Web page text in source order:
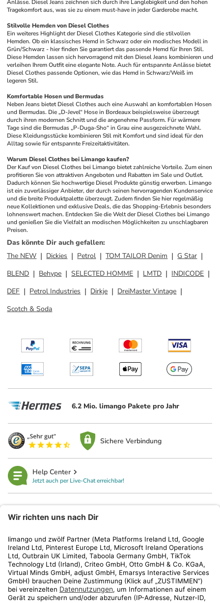
Anlässe. Diesel Jeans zeichnen sich durch ihre Langlebigkeit und den hohen
Tragekomfort aus, was sie zu einem must-have in jeder Garderobe macht.
Stilvolle Hemden von Diesel Clothes
Ein weiteres Highlight der Diesel Clothes Kategorie sind die stilvollen
Hemden. Ob ein klassisches Hemd in Schwarz oder ein modisches Modell in
Grün/Schwarz - hier finden Sie garantiert das passende Hemd für Ihren Stil.
Diese Hemden lassen sich hervorragend mit den Diesel Jeans kombinieren und
verleihen Ihrem Outfit eine elegante Note. Auch für entspannte Anlässe bietet
Diesel Clothes passende Optionen, wie das Hemd in Schwarz/Weiß im
legeren Stil.
Komfortable Hosen und Bermudas
Neben Jeans bietet Diesel Clothes auch eine Auswahl an komfortablen Hosen
und Bermudas. Die „D-Jevel“ Hose in Bordeaux beispielsweise überzeugt
durch ihren modernen Schnitt und die angenehme Passform. Für wärmere
Tage sind die Bermudas „P-Duga-Sho“ in Grau eine ausgezeichnete Wahl.
Diese Kleidungsstücke kombinieren Stil mit Komfort und sind ideal für den
Alltag sowie für entspannte Freizeitaktivitäten.
Warum Diesel Clothes bei Limango kaufen?
Der Kauf von Diesel Clothes bei Limango bietet zahlreiche Vorteile. Zum einen
profitieren Sie von attraktiven Angeboten und Rabatten im Sale und Outlet.
Dadurch können Sie hochwertige Diesel Produkte günstig erwerben. Limango
ist ein zuverlässiger Anbieter, der durch seinen hervorragenden Kundenservice
und die breite Produktpalette überzeugt. Zudem finden Sie hier regelmäßig
neue Kollektionen und exklusive Deals, die das Shopping-Erlebnis besonders
lohnenswert machen. Entdecken Sie die Welt der Diesel Clothes bei Limango
und genießen Sie die Vielfalt an modischen Möglichkeiten zu unschlagbaren
Preisen.
Das könnte Dir auch gefallen:
The NEW
Dickies Petrol TOM TAILOR Denim
G Star
BLEND
Behype SELECTED HOMME LMTD
INDICODE
DEF
Petrol Industries Dirkje
DreiMaster Vintage
Scotch & Soda
6.2 Mio. limango Pakete pro Jahr
Sichere Verbindung
Help Center
Jetzt auch per Live-Chat erreichbar!
Kundenservice
Shop
Aktionen